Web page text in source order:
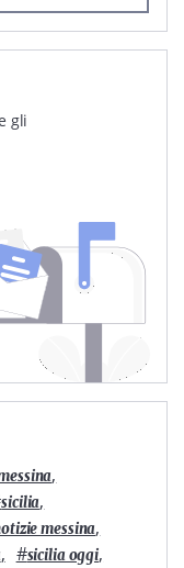
gli
,
sicilia,
messina,
, #sicilia oggi,